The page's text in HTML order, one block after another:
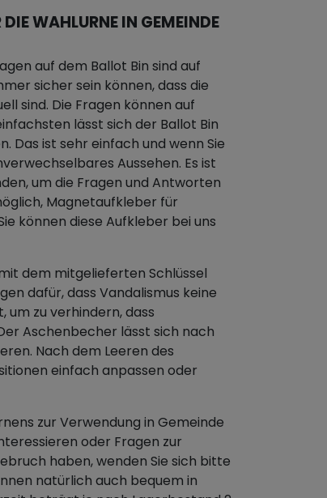
WAHLURNE IN GEMEINDE
auf dem Ballot Bin sind auf
sicher sein können, dass die
sind. Die Fragen können auf
lässt sich der Ballot Bin
Das ist sehr einfach und wenn Sie
Aussehen. Es ist
um die Fragen und Antworten
Magnetaufkleber für
können diese Aufkleber bei uns
dem mitgelieferten Schlüssel
dafür, dass Vandalismus keine
um zu verhindern, dass
Aschenbecher lässt sich nach
Nach dem Leeren des
einfach anpassen oder
zur Verwendung in Gemeinde
oder Fragen zur
haben, wenden Sie sich bitte
natürlich auch bequem in